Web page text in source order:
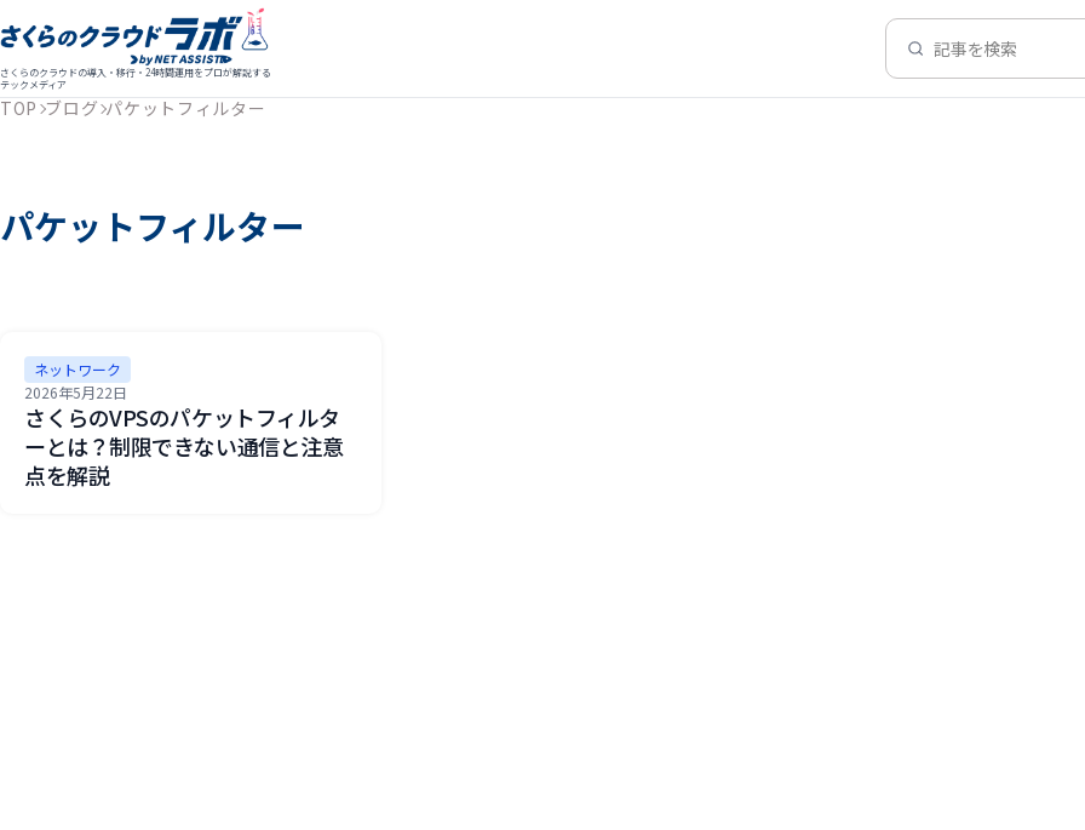
さくらのクラウドの導入・移行・24時間運用をプロが解説する
テックメディア
記事を検索
TOP ブログ パケットフィルター
パケットフィルター
ネットワーク
2026年5月22日
さくらのVPSのパケットフィルタ
ーとは？制限できない通信と注意
点を解説